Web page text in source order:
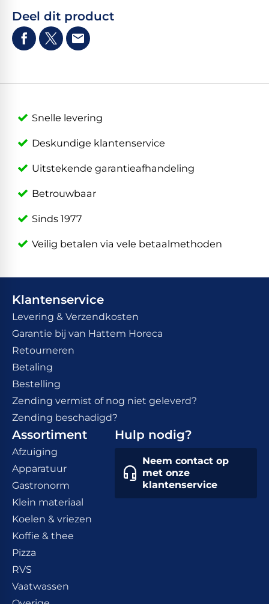
Deel dit product
Snelle levering
Deskundige klantenservice
Uitstekende garantieafhandeling
Betrouwbaar
Sinds 1977
Veilig betalen via vele betaalmethoden
Klantenservice
Levering & Verzendkosten
Garantie bij van Hattem Horeca
Retourneren
Betaling
Bestelling
Zending vermist of nog niet geleverd?
Zending beschadigd?
Assortiment
Afzuiging
Apparatuur
Gastronorm
Klein materiaal
Koelen & vriezen
Koffie & thee
Pizza
RVS
Vaatwassen
Hulp nodig?
Neem contact op
met onze
klantenservice